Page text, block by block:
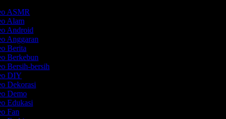
ASMR
Alam
Android
Anggaran
Berita
Berkebun
Bersih-bersih
DIY
Dekorasi
Demo
Edukasi
Fan